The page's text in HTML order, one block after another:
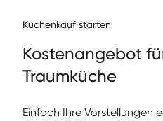
Küchenkauf starten
Kos­te­nange­bot
Traumküche
Ein­fach Ihre Vorstel­lun­gen